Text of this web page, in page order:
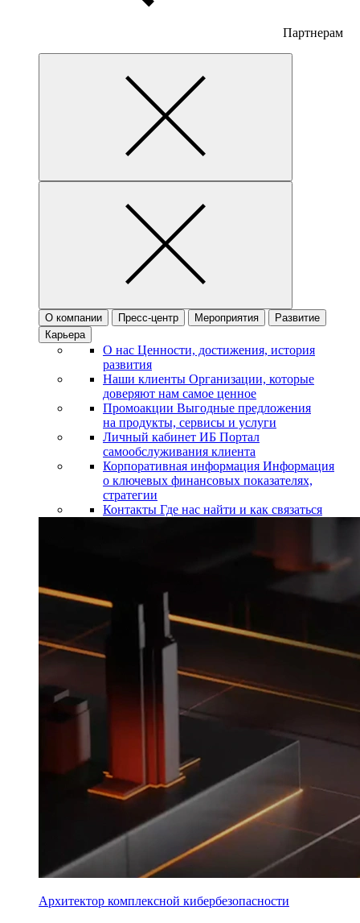
Партнерам
О компании Пресс-центр Мероприятия
Развитие
Карьера
О нас Ценности, достижения, история
развития
Наши клиенты Организации, которые
доверяют нам самое ценное
Промоакции Выгодные предложения
на продукты, сервисы и услуги
Личный кабинет ИБ Портал
самообслуживания клиента
Корпоративная информация Информация
о ключевых финансовых показателях,
стратегии
Контакты Где нас найти и как связаться
Архитектор комплексной кибербезопасности